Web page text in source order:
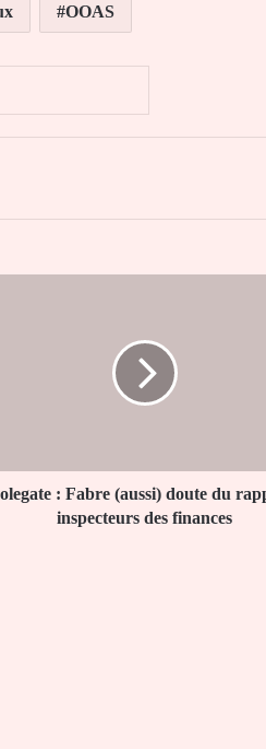
OOAS
: Fabre (aussi) doute du
inspecteurs des finances